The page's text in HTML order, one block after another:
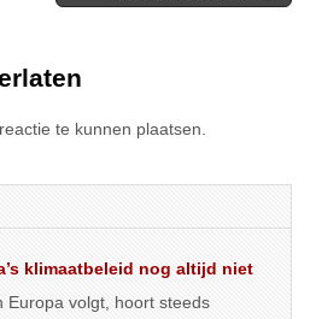
te kunnen plaatsen.
klimaatbeleid nog altijd niet
Europa volgt, hoort steeds